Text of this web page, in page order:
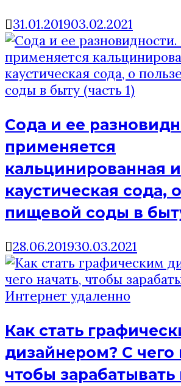
31.01.201903.02.2021
Сода и ее
применяется
кальцинированная и
каустическая сода,
пищевой соды в
28.06.201930.03.2021
Как стать
дизайнером? C чего
чтобы зарабатывать